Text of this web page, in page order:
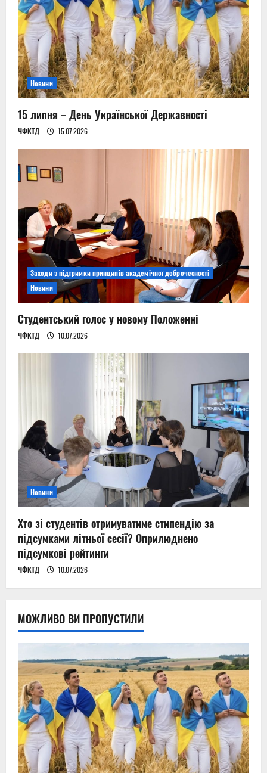
a
t
i
o
n
Новини
15 липня – День Української Державності
ЧФКТД 15.07.2026
Заходи з підтримки принципів академічної доброчесності
Новини
Студентський голос у новому Положенні
ЧФКТД 10.07.2026
Новини
Хто зі студентів отримуватиме стипендію за
підсумками літньої сесії? Оприлюднено
підсумкові рейтинги
ЧФКТД 10.07.2026
МОЖЛИВО ВИ ПРОПУСТИЛИ